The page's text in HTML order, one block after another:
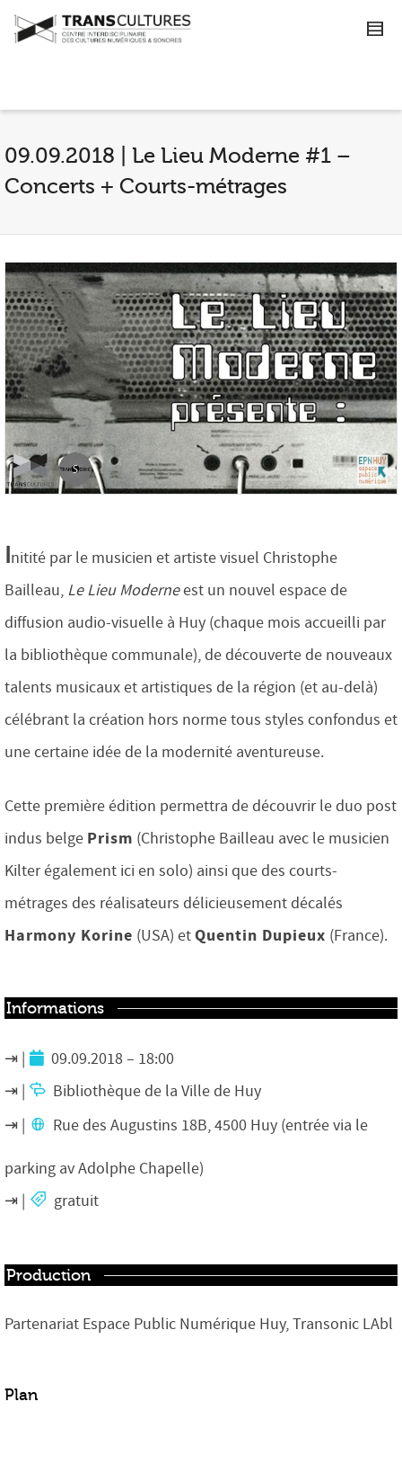
09.09.2018 | Le Lieu Moderne #1 –
Concerts + Courts-métrages
Initité par le musicien et artiste visuel Christophe
Bailleau, Le Lieu Moderneest un nouvel espace de
diffusion audio-visuelle à Huy (chaque mois accueilli par
la bibliothèque communale), de découverte de nouveaux
talents musicaux et artistiques de la région (et au-delà)
célébrant la création hors norme tous styles confondus et
une certaine idée de la modernité aventureuse.
Cette première édition permettra de découvrir le duo post
indus belge Prism (Christophe Bailleau avec le musicien
Kilter également ici en solo) ainsi que des courts-
métrages des réalisateurs délicieusement décalés
Harmony Korine (USA) etQuentin Dupieux (France).
Informations
09.09.2018 – 18:00
Bibliothèque de la Ville de Huy
Rue des Augustins 18B, 4500 Huy (entrée via le
parking av Adolphe Chapelle)
gratuit
Production
Partenariat Espace Public Numérique Huy, Transonic LAbl
Plan